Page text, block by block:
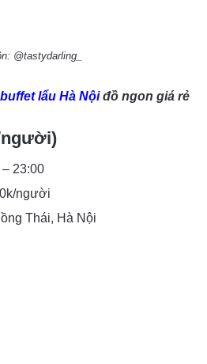
@tastydarling_
lẩu Hà Nộiđồ ngon giá rẻ
người)
23:00
người
Thái, Hà Nội